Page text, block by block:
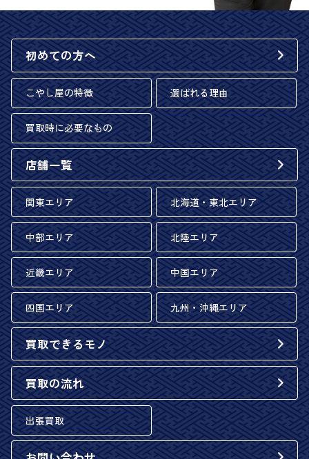
初めての方へ
こやし屋の特徴 選ばれる理由
買取時に必要なもの
店舗一覧
関東エリア 北海道・東北エリア
中部エリア 北陸エリア
近畿エリア 中国エリア
四国エリア 九州・沖縄エリア
買取できるモノ
買取の流れ
出張買取